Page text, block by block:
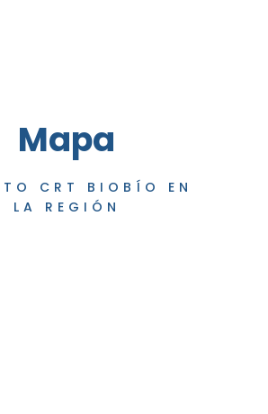
Mapa
CRT BIOBÍO EN
LA REGIÓN